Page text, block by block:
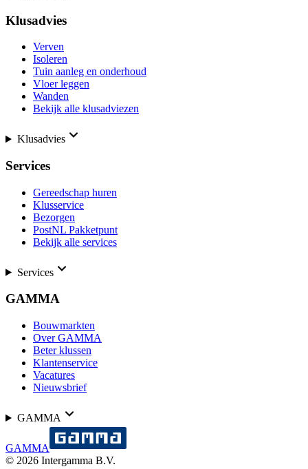
Klusadvies
Verven
Isoleren
Tuin aanleg en onderhoud
Vloer leggen
Wanden
Bekijk alle klusadviezen
Klusadvies
Services
Gereedschap huren
Klusservice
Bezorgen
PostNL Pakketpunt
Bekijk alle services
Services
GAMMA
Bouwmarkten
Over GAMMA
Beter klussen
Klantenservice
Vacatures
Nieuwsbrief
GAMMA
GAMMA
© 2026 Intergamma B.V.